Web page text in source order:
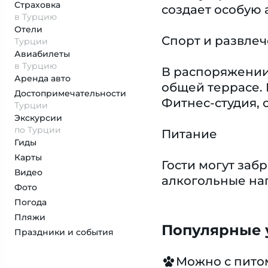
Страховка
в Турцию
Отели
Турции
Авиабилеты
в Турцию
Аренда авто
Достопримеча­тельности
Турции
Экскурсии
по Турции
Гиды
Карты
Видео
Фото
Погода
Пляжи
Праздники и события
создает особую
Спорт и
В
общей террасе.
Фитнес-студия,
Питание
Гости могут
алкогольные
Популярные
Можно с